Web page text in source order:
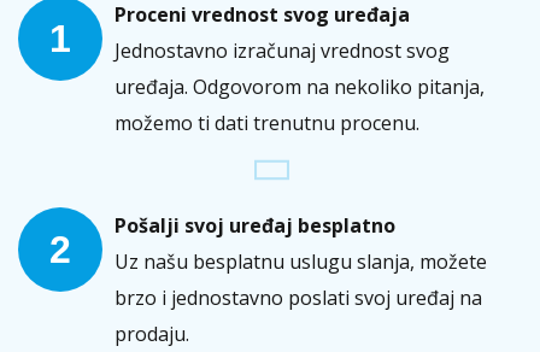
1
Proceni vrednost svog uređaja
Jednostavno izračunaj vrednost svog
uređaja. Odgovorom na nekoliko pitanja,
možemo ti dati trenutnu procenu.
2
Pošalji svoj uređaj besplatno
Uz našu besplatnu uslugu slanja, možete
brzo i jednostavno poslati svoj uređaj na
prodaju.